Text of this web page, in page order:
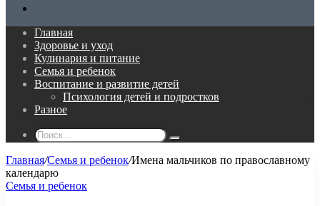
Главная
Здоровье и уход
Кулинария и питание
Семья и ребенок
Воспитание и развитие детей
Психология детей и подростков
Разное
Поиск...
Главная/Семья и ребенок/Имена мальчиков по православному
календарю
Семья и ребенок